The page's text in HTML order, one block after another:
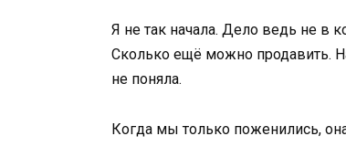
Я не так начала. Дело ведь не в
Сколько ещё можно продавить.
не поняла.
Когда мы только поженились,